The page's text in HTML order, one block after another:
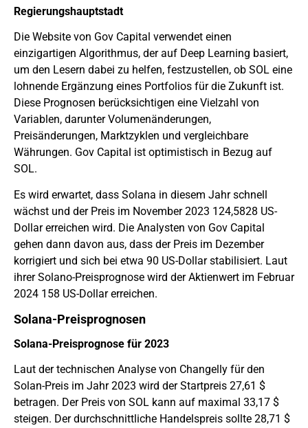
Regierungshauptstadt
Die Website von Gov Capital verwendet einen
einzigartigen Algorithmus, der auf Deep Learning basiert,
um den Lesern dabei zu helfen, festzustellen, ob SOL eine
lohnende Ergänzung eines Portfolios für die Zukunft ist.
Diese Prognosen berücksichtigen eine Vielzahl von
Variablen, darunter Volumenänderungen,
Preisänderungen, Marktzyklen und vergleichbare
Währungen. Gov Capital ist optimistisch in Bezug auf
SOL.
Es wird erwartet, dass Solana in diesem Jahr schnell
wächst und der Preis im November 2023 124,5828 US-
Dollar erreichen wird. Die Analysten von Gov Capital
gehen dann davon aus, dass der Preis im Dezember
korrigiert und sich bei etwa 90 US-Dollar stabilisiert. Laut
ihrer Solano-Preisprognose wird der Aktienwert im Februar
2024 158 US-Dollar erreichen.
Solana-Preisprognosen
Solana-Preisprognose für 2023
Laut der technischen Analyse von Changelly für den
Solan-Preis im Jahr 2023 wird der Startpreis 27,61 $
betragen. Der Preis von SOL kann auf maximal 33,17 $
steigen. Der durchschnittliche Handelspreis sollte 28,71 $